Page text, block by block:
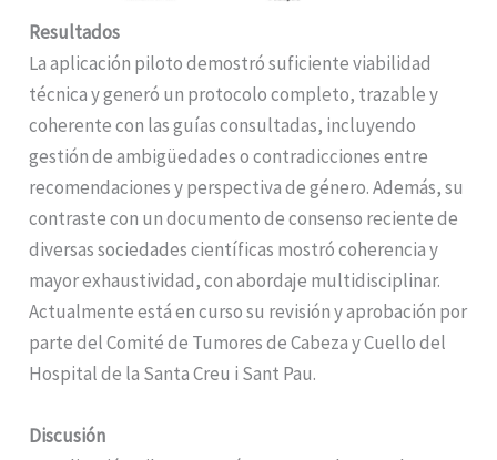
Resultados
La aplicación piloto demostró suficiente viabilidad
técnica y generó un protocolo completo, trazable y
coherente con las guías consultadas, incluyendo
gestión de ambigüedades o contradicciones entre
recomendaciones y perspectiva de género. Además, su
contraste con un documento de consenso reciente de
diversas sociedades científicas mostró coherencia y
mayor exhaustividad, con abordaje multidisciplinar.
Actualmente está en curso su revisión y aprobación por
parte del Comité de Tumores de Cabeza y Cuello del
Hospital de la Santa Creu i Sant Pau.
Discusión